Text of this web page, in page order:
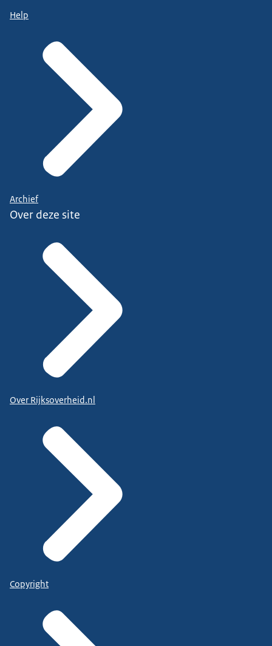
Help
Archief
Over deze site
Over Rijksoverheid.nl
Copyright